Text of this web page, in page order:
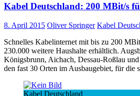
Kabel Deutschland: 200 MBit/s
8. April 2015 Oliver Springer Kabel
Schnelles Kabelinternet mit bis zu 200
230.000 weitere Haushalte erhältlich.
Königsbrunn, Aichach, Dessau-Roßlau
den fast 30 Orten im Ausbaugebiet, für die
Kabel Deutschland